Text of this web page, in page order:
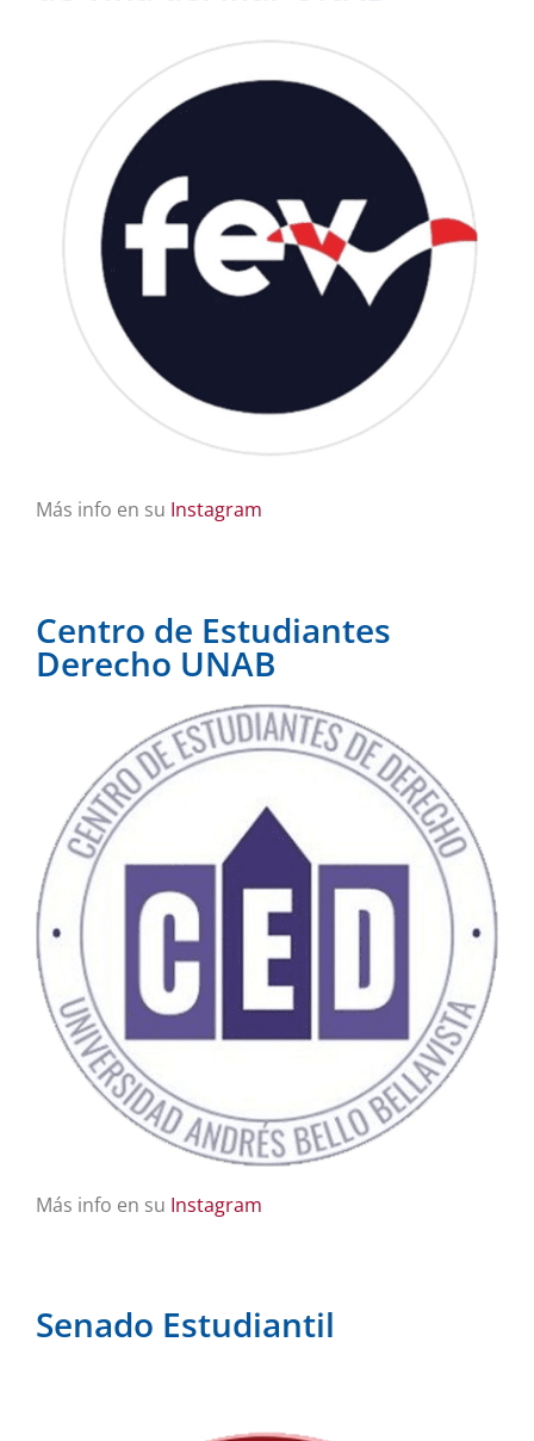
Más info en su Instagram
Centro de Estudiantes
Derecho UNAB
Más info en su Instagram
Senado Estudiantil